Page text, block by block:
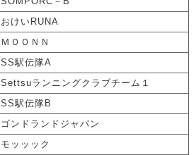
おけいRUNA
ＭＯＯＮＮ
SS駅伝隊A
Settsuランニングクラブチーム１
SS駅伝隊B
ゴンドランドジャパン
モッッック